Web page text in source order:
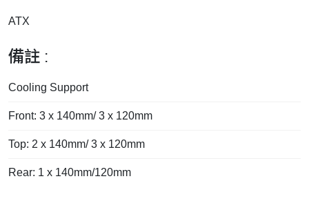
ATX
備註 :
Cooling Support
Front: 3 x 140mm/ 3 x 120mm
Top: 2 x 140mm/ 3 x 120mm
Rear: 1 x 140mm/120mm